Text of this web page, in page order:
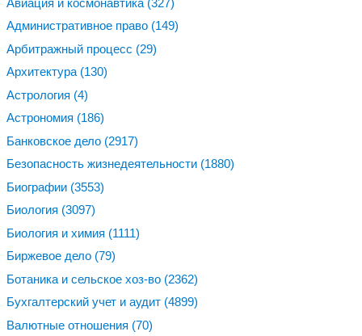
Административное право (149)
Арбитражный процесс (29)
Архитектура (130)
Астрология (4)
Астрономия (186)
Банковское дело (2917)
Безопасность жизнедеятельности (1880)
Биографии (3553)
Биология (3097)
Биология и химия (1111)
Биржевое дело (79)
Ботаника и сельское хоз-во (2362)
Бухгалтерский учет и аудит (4899)
Валютные отношения (70)